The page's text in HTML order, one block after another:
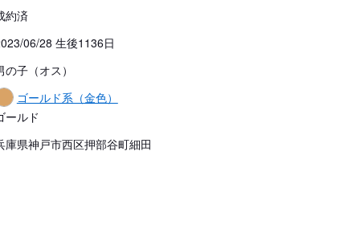
約済
06/28 生後1136日
の子（オス）
ゴールド系（金色）
ールド
庫県神戸市西区押部谷町細田